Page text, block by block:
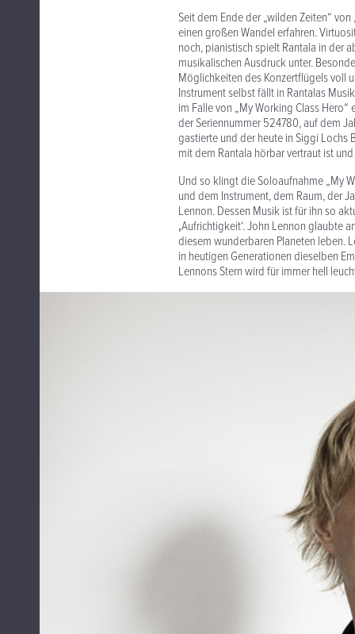
Seit dem Ende der „wilden Zeiten“
einen großen Wandel erfahren.
noch, pianistisch spielt Rantala in der
musikalischen Ausdruck unter.
Möglichkeiten des Konzertflügels voll
Instrument selbst fällt in Rantalas
im Falle von „My Working Class
der Seriennummer 524780, auf dem
gastierte und der heute in Siggi Lochs
mit dem Rantala hörbar vertraut ist
Und so klingt die Soloaufnahme „My
und dem Instrument, dem Raum, der
Lennon. Dessen Musik ist für ihn so
‚Aufrichtigkeit‘. John Lennon glaubte
diesem wunderbaren Planeten leben.
in heutigen Generationen dieselben
Lennons Stern wird für immer hell